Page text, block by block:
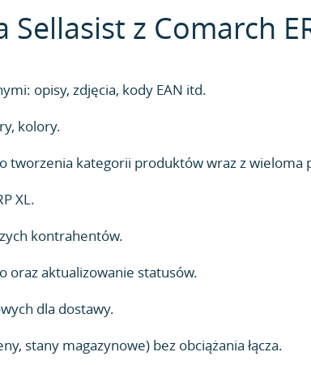
z Comarch
opisy, zdjęcia, kody EAN itd.
kolory.
tworzenia kategorii produktów wraz z
XL.
kontrahentów.
oraz aktualizowanie statusów.
dla dostawy.
stany magazynowe) bez obciążania łącza.